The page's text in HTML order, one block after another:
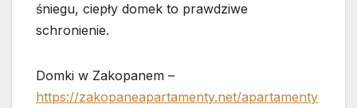
śniegu, ciepły domek to prawdziwe
schronienie.
Domki w Zakopanem –
https://zakopaneapartamenty.net/apartamenty